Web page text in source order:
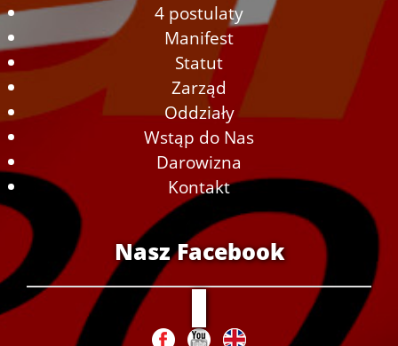
4 postulaty
Manifest
Statut
Zarząd
Oddziały
Wstąp do Nas
Darowizna
Kontakt
Nasz Facebook